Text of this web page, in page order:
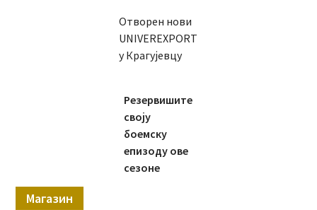
Отворен нови
UNIVEREXPORT
у Крагујевцу
Резервишите
своју
боемску
епизоду ове
сезоне
Магазин